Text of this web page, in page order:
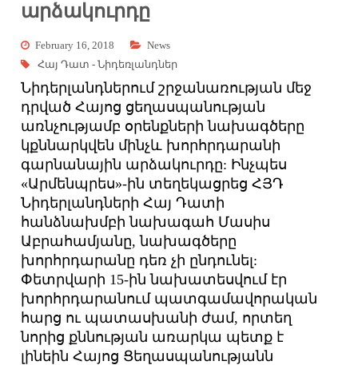
արձակուրդը
February 16, 2018
News
Հայ Դատ - Նիդեռլանդներ
Նիդերլանդներում շրջանառության մեջ
դրված Հայոց ցեղասպանության
առնչությամբ օրենքների նախագծերը
կքննարկվեն մինչև խորհրդարանի
գարնանային արձակուրդը: Ինչպես
«Արմենպրես»-ին տեղեկացրեց ՀՅԴ
Նիդերլանդների Հայ Դատի
հանձնախմբի նախագահ Մասիս
Աբրահամյանը, նախագծերը
խորհրդարանը դեռ չի ընդունել:
Փետրվարի 15-ին նախատեսվում էր
խորհրդարանում պատգամավորական
հարց ու պատասխանի ժամ, որտեղ
նորից քննության առարկա պետք է
լինեին Հայոց Ցեղասպանությանն